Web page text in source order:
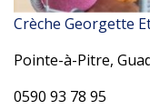
Crèche Georgette
Pointe-à-Pitre,
0590 93 78 95